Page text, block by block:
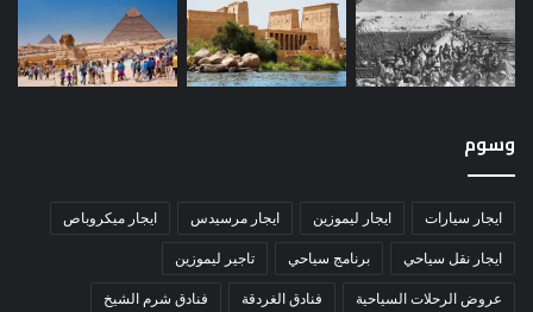
وسوم
ايجار سيارات ايجار ليموزين ايجار مرسيدس ايجار ميكروباص
ايجار نقل سياحي برنامج سياحي تاجير ليموزين
عروض الرحلات السياحية فنادق الغردقة فنادق شرم الشيخ